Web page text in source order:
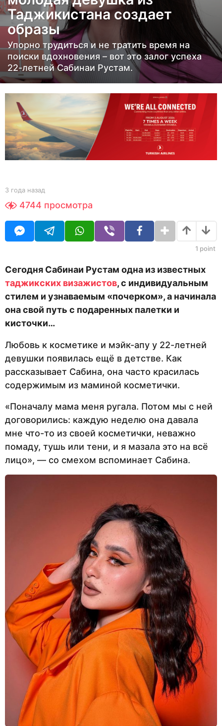
а
з
д
3
г
о
а
н
а
з
д
Таджикистана создает
образы
Упорно трудиться и не тратить время на
поиски вдохновения – вот это залог успеха
22-летней Сабинаи Рустам.
b
Y
O
R
3 года назад
о
а
н
а
д
4744 просмотра
1 point
Сегодня Сабинаи Рустам одна из известных
таджикских визажистов, с индивидуальным
стилем и узнаваемым «почерком», а начинала
она свой путь с подаренных палетки и
кисточки…
Любовь к косметике и мэйк-апу у 22-летней
девушки появилась ещё в детстве. Как
рассказывает Сабина, она часто красилась
содержимым из маминой косметички.
«Поначалу мама меня ругала. Потом мы с ней
договорились: каждую неделю она давала
мне что-то из своей косметички, неважно
помаду, тушь или тени, и я мазала это на всё
лицо», — со смехом вспоминает Сабина.